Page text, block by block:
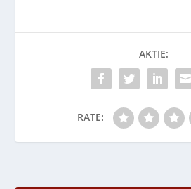
AKTIE:
RATE: